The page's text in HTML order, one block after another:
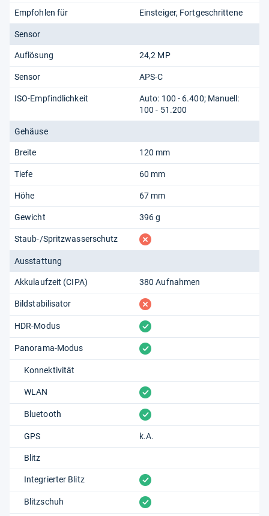
Empfohlen für Einsteiger Fortgeschrittene
Sensor
Auflösung 24,2 MP
Sensor APS-C
ISO-Empfindlichkeit
Auto: 100 - 6.400; Manuell:
100 - 51.200
Gehäuse
Breite 120 mm
Tiefe 60 mm
Höhe 67 mm
Gewicht 396 g
Staub-/Spritzwasserschutz fehlt
Ausstattung
Akkulaufzeit (CIPA) 380 Aufnahmen
Bildstabilisator fehlt
HDR-Modus vorhanden
Panorama-Modus vorhanden
Konnektivität
WLAN vorhanden
Bluetooth vorhanden
GPS k.A.
Blitz
Integrierter Blitz vorhanden
Blitzschuh vorhanden